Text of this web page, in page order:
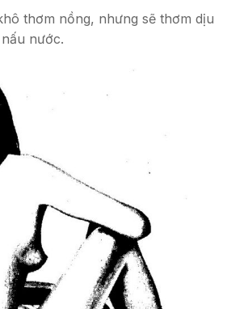
thơm nồng, nhưng sẽ thơm dịu
nước.